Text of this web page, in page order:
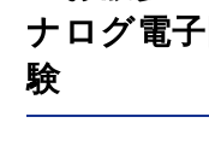
ナログ電
験